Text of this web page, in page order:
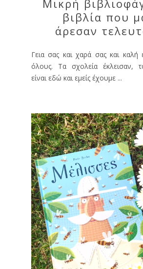
Μικρή
βιβλία που
άρεσαν
Γεια σας και χαρά σας και
όλους. Τα σχολεία έκλεισαν,
είναι εδώ και εμείς έχουμε ...